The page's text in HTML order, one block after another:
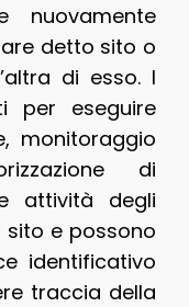
nuovamente
detto sito o
di esso. I
per eseguire
monitoraggio
di
attività degli
e possono
identificativo
traccia della